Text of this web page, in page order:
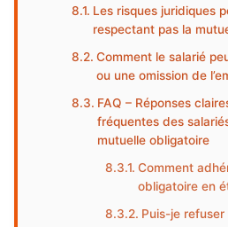
Les risques juridiques
respectant pas la
Comment le salarié
ou une omission de
FAQ – Réponses
fréquentes des
mutuelle obligatoire
Comment
obligatoire en
Puis-je